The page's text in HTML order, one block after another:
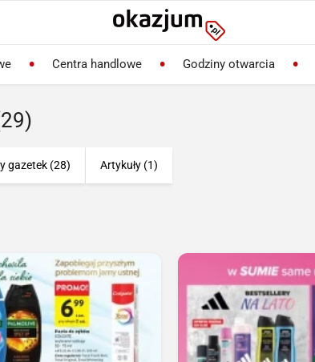
Centra handlowe Godziny otwarcia
gazetek (28) Artykuły (1)